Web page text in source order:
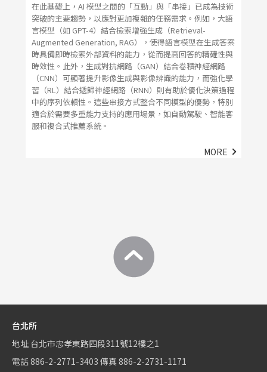
在此基礎上，AI 模型之間的「互動」與「串接」已成為技術
突破的主要趨勢，以應對更加複雜的任務需求。例如，大語
言模型（如 GPT-4）結合檢索增強生成（Retrieval-
Augmented Generation, RAG），使得語言模型在生成答案
時具備即時檢索外部資料的能力，從而提高回答的精確性與
時效性。此外，生成對抗網路（GAN）結合卷積神經網路
（CNN）可顯著提升影像生成與影像辨識的能力，而強化學
習（RL）結合遞歸神經網路（RNN）則有助於優化決策過程
中的序列依賴性。這些串接方式整合不同模型的優勢，特別
適合於需要多重能力支持的應用場景，如自動駕駛、智能客
服和複合式推薦系統。
MORE
台北所
地址 台北市忠孝東路四段311號12樓之1
電話886-2-2771-3403 傳真 886-2-2731-1171